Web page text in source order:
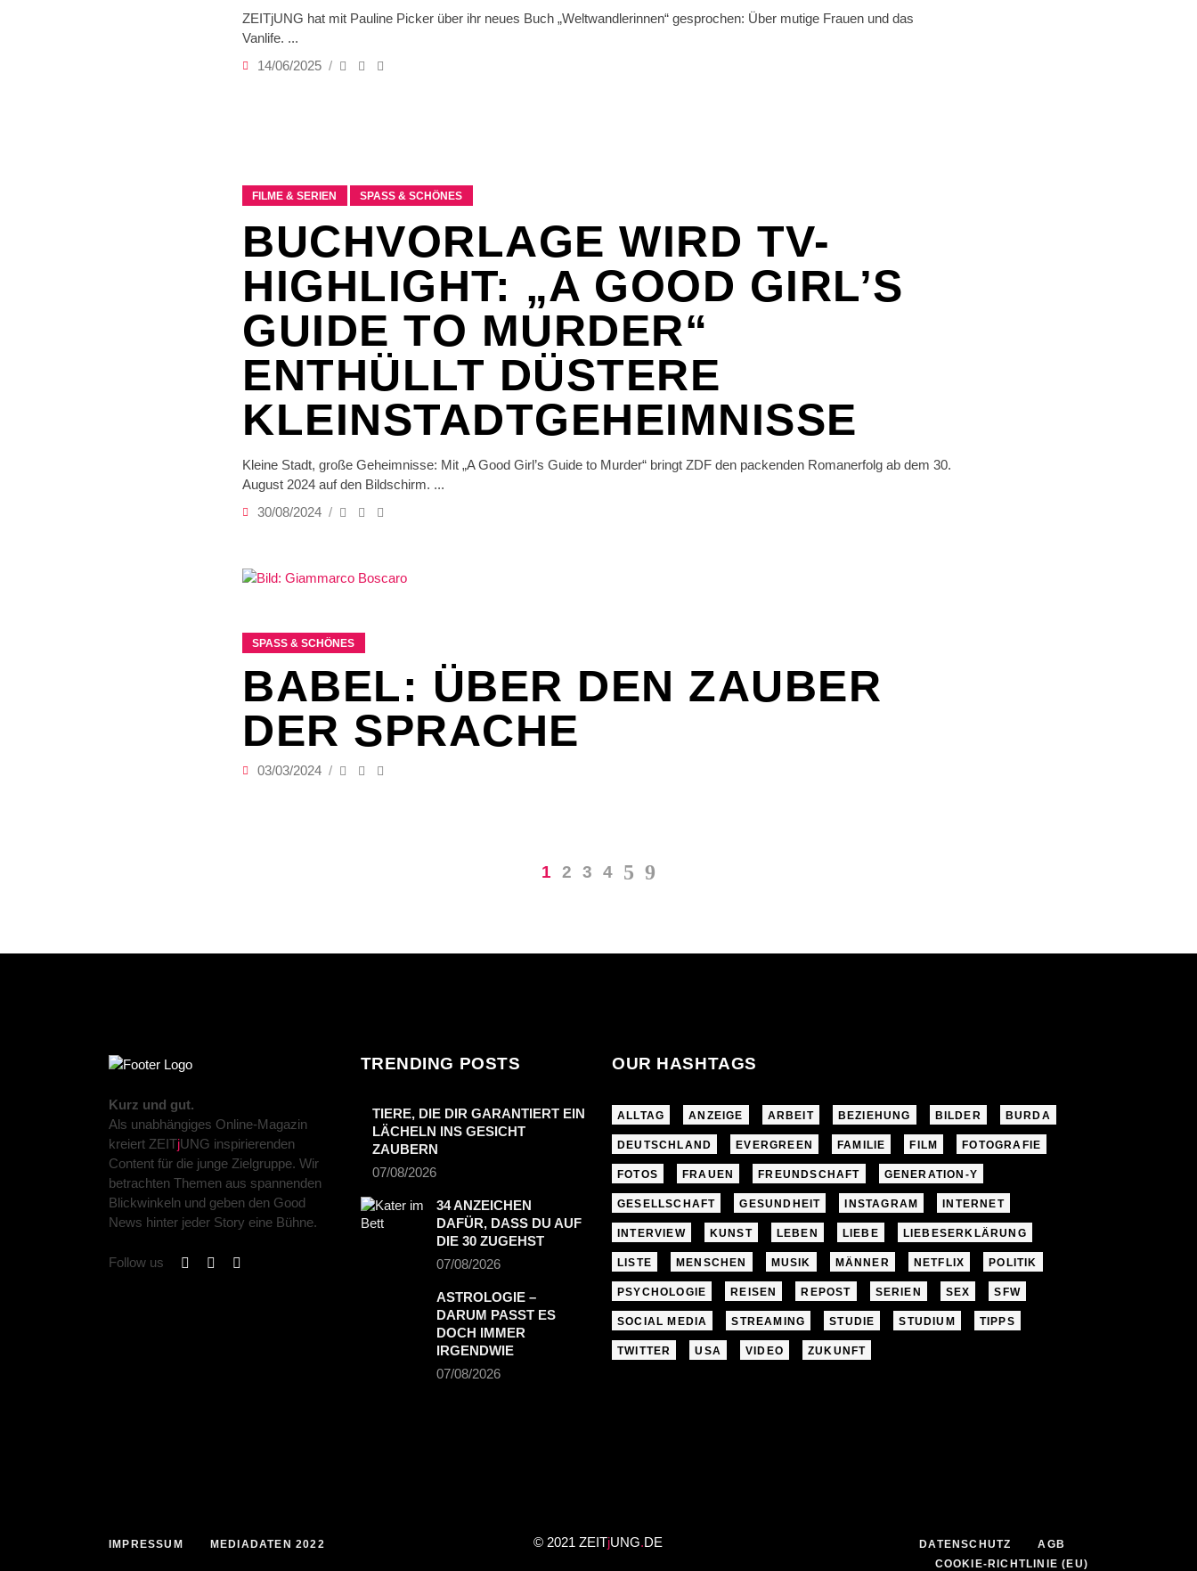
ZEITjUNG hat mit Pauline Picker über ihr neues Buch „Weltwandlerinnen“ gesprochen: Über mutige Frauen und das
Vanlife.
14/06/2025
FILME & SERIEN SPASS & SCHÖNES
BUCHVORLAGE WIRD TV-
HIGHLIGHT: „A GOOD GIRL’S
GUIDE TO MURDER“
ENTHÜLLT DÜSTERE
KLEINSTADTGEHEIMNISSE
Kleine Stadt, große Geheimnisse: Mit „A Good Girl’s Guide to Murder“ bringt ZDF den packenden Romanerfolg ab dem 30.
August 2024 auf den Bildschirm.
30/08/2024
SPASS & SCHÖNES
BABEL: ÜBER DEN ZAUBER
DER SPRACHE
03/03/2024
1 2 3 4
Kurz und gut.
Als unabhängiges Online-Magazin
kreiert ZEITjUNG inspirierenden
Content für die junge Zielgruppe. Wir
betrachten Themen aus spannenden
Blickwinkeln und geben den Good
News hinter jeder Story eine Bühne.
Follow us
TRENDING POSTS
TIERE, DIE DIR GARANTIERT EIN
LÄCHELN INS GESICHT
ZAUBERN
07/08/2026
34 ANZEICHEN
DAFÜR, DASS DU AUF
DIE 30 ZUGEHST
07/08/2026
ASTROLOGIE –
DARUM PASST ES
DOCH IMMER
IRGENDWIE
07/08/2026
OUR HASHTAGS
ALLTAG ANZEIGE ARBEIT BEZIEHUNG BILDER BURDA
DEUTSCHLAND EVERGREEN FAMILIE FILM FOTOGRAFIE
FOTOS FRAUEN FREUNDSCHAFT GENERATION-Y
GESELLSCHAFT GESUNDHEIT INSTAGRAM INTERNET
INTERVIEW KUNST LEBEN LIEBE LIEBESERKLÄRUNG
LISTE MENSCHEN MUSIK MÄNNER NETFLIX POLITIK
PSYCHOLOGIE REISEN REPOST SERIEN SEX SFW
SOCIAL MEDIA STREAMING STUDIE STUDIUM TIPPS
TWITTER USA VIDEO ZUKUNFT
IMPRESSUM MEDIADATEN 2022 © 2021 ZEITjUNG.DE DATENSCHUTZ
AGB
COOKIE-RICHTLINIE (EU)